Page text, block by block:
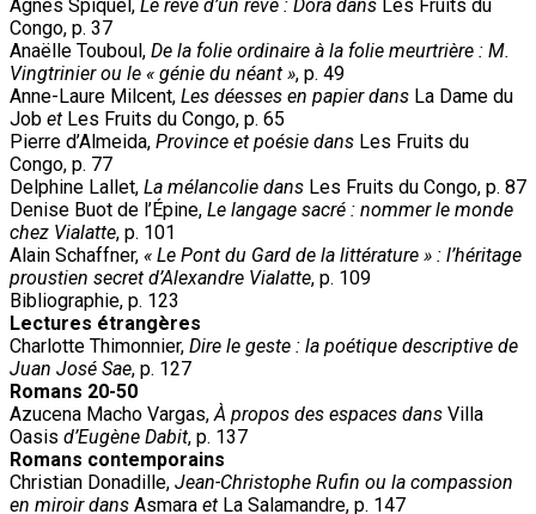
Agnès Spiquel, Le rêve d’un rêve : Dora dans Les Fruits du
Congo, p. 37
Anaëlle Touboul, De la folie ordinaire à la folie meurtrière : M.
Vingtrinier ou le « génie du néant », p. 49
Anne-Laure Milcent, Les déesses en papier dans La Dame du
Job et Les Fruits du Congo, p. 65
Pierre d’Almeida, Province et poésie dans Les Fruits du
Congo, p. 77
Delphine Lallet, La mélancolie dans Les Fruits du Congo, p. 87
Denise Buot de l’Épine, Le langage sacré : nommer le monde
chez Vialatte, p. 101
Alain Schaffner, « Le Pont du Gard de la littérature » : l’héritage
proustien secret d’Alexandre Vialatte, p. 109
Bibliographie, p. 123
Lectures étrangères
Charlotte Thimonnier, Dire le geste : la poétique descriptive de
Juan José Sae, p. 127
Romans 20-50
Azucena Macho Vargas,À propos des espaces dans Villa
Oasis d’Eugène Dabit, p. 137
Romans contemporains
Christian Donadille, Jean-Christophe Rufin ou la compassion
en miroir dans Asmara et La Salamandre, p. 147